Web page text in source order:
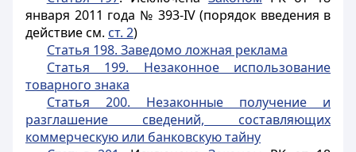
января 2011 года № 393-IV (порядок введения в
действие см. ст. 2)
Статья 198. Заведомо ложная реклама
Статья 199. Незаконное использование
товарного знака
Статья 200. Незаконные получение и
разглашение сведений, составляющих
коммерческую или банковскую тайну